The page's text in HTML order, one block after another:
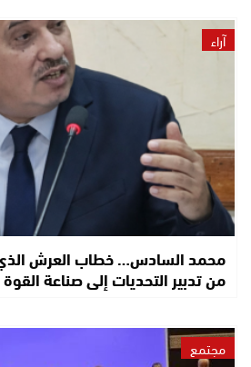
آراء
محمد السادس… خطاب العرش الذي
من تدبير التحديات إلى صناعة القوة
مجتمع